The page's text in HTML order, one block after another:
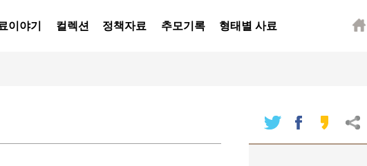
이야기 컬렉션 정책자료 추모기록 형태별 사료